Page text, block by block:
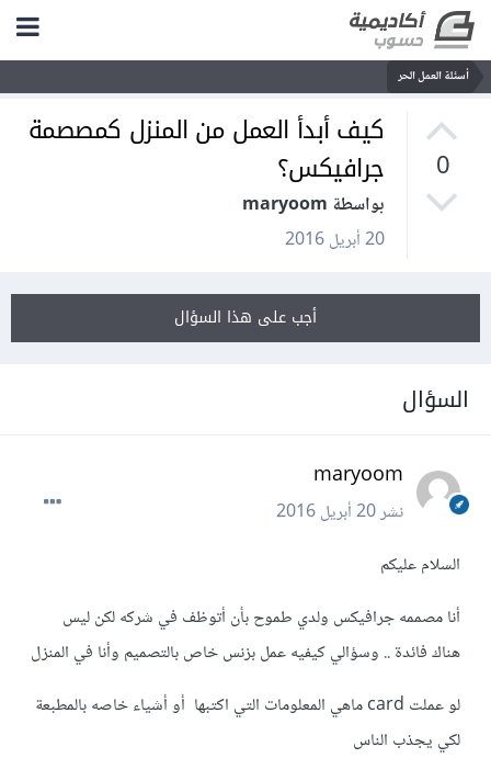
أسئلة العمل الحر
0
كيف أبدأ العمل من المنزل كمصصمة
جرافيكس؟
بواسطة maryoom
20 أبريل 2016
أجب على هذا السؤال
السؤال
maryoom
نشر20 أبريل 2016
السلام عليكم
أنا مصممه جرافيكس ولدي طموح بأن أتوظف في شركه لكن ليس
هناك فائدة .. وسؤالي كيفيه عمل بزنس خاص بالتصميم وأنا في المنزل
لو عملت card ماهي المعلومات التي اكتبها أو أشياء خاصه بالمطبعة
لكي يجذب الناس